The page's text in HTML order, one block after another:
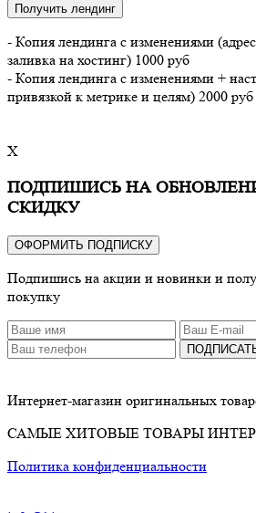
Получить лендинг
- Копия лендинга с изменениями
заливка на хостинг) 1000 руб
- Копия лендинга с изменениями +
привязкой к метрике и целям) 2000 руб
X
ПОДПИШИСЬ НА
СКИДКУ
ОФОРМИТЬ ПОДПИСКУ
Подпишись на акции и новинки и
покупку
Интернет-магазин оригинальных
САМЫЕ ХИТОВЫЕ ТОВАРЫ
Политика конфиденциальности